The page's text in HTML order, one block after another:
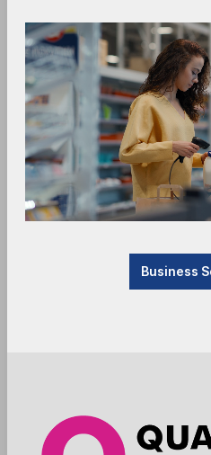
GmbH / AGB und
Diese Onlinepräsenz wird
QUAD GmbH und
Informationsplattform zur
sie ist rund um die Uhr
Die integrierte
Lösung hingegen nur
GmbH autorisierten und
nennen wir gern
Die QUAD GmbH
sämtliche Angaben und
Näherungswerte zu
Business